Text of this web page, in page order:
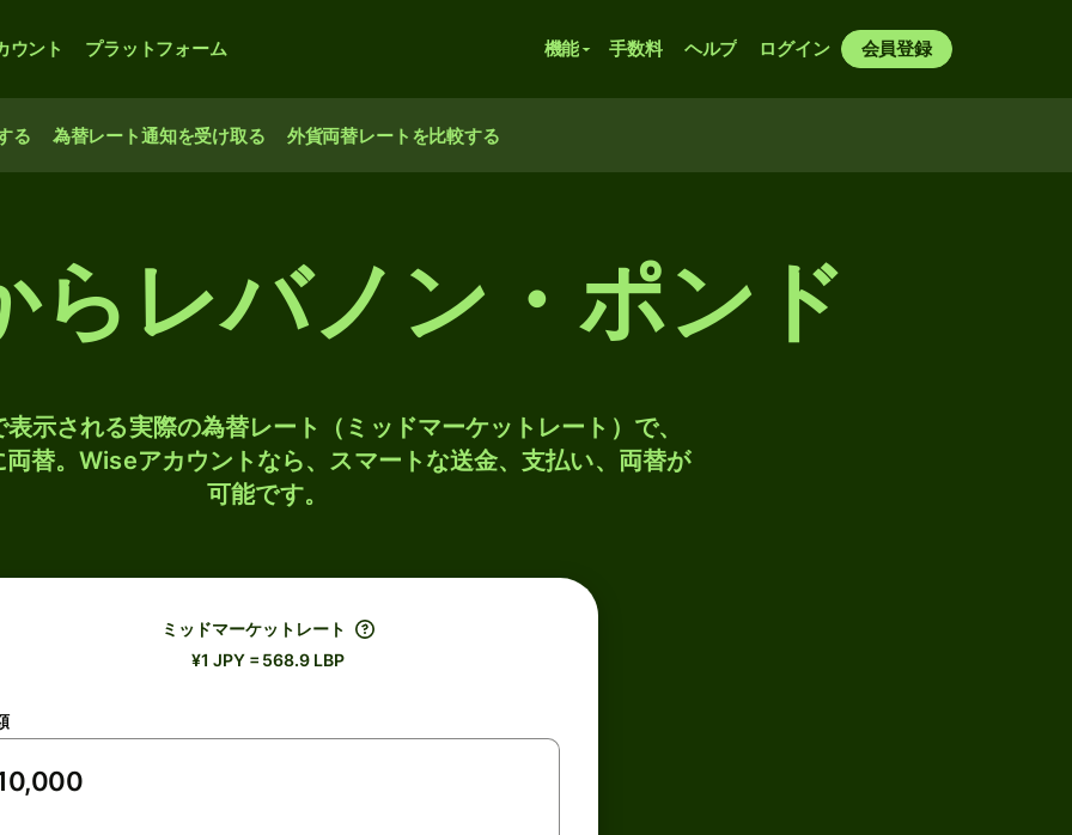
ウント プラットフォーム 機能 手数料 ヘルプ ログイン 会員登録
る 為替レート通知を受け取る 外貨両替レートを比較する
らレバノン・ポンド
示される実際の為替レート（ミッドマーケットレート）で、
替。Wiseアカウントなら、スマートな送金、支払い、両替が
可能です。
ミッドマーケットレート
¥1 JPY = 568.9 LBP